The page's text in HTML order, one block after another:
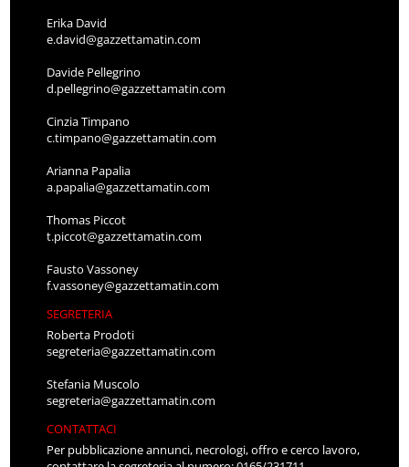
Erika David
e.david@gazzettamatin.com
Davide Pellegrino
d.pellegrino@gazzettamatin.com
Cinzia Timpano
c.timpano@gazzettamatin.com
Arianna Papalia
a.papalia@gazzettamatin.com
Thomas Piccot
t.piccot@gazzettamatin.com
Fausto Vassoney
f.vassoney@gazzettamatin.com
SEGRETERIA
Roberta Prodoti
segreteria@gazzettamatin.com
Stefania Muscolo
segreteria@gazzettamatin.com
CONTATTACI
Per pubblicazione annunci, necrologi, offro e cerco lavoro,